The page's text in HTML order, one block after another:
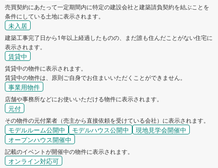
売買契約にあたって一定期間内に特定の建設会社と建築請負契約を結ぶことを
条件にしている土地に表示されます。
未入居
建築工事完了日から1年以上経過したものの、まだ誰も住んだことがない住宅に
表示されます。
賃貸中
賃貸中の物件に表示されます。
賃貸中の物件は、原則ご自身でお住まいいただくことができません。
事業用物件
店舗や事務所などにお使いいただける物件に表示されます。
元付
その物件の元付業者（売主から直接依頼を受けている会社）に表示されます。
モデルルーム公開中 モデルハウス公開中
現地見学会開催中
オープンハウス開催中
記載のイベントが開催中の物件に表示されます。
オンライン対応可